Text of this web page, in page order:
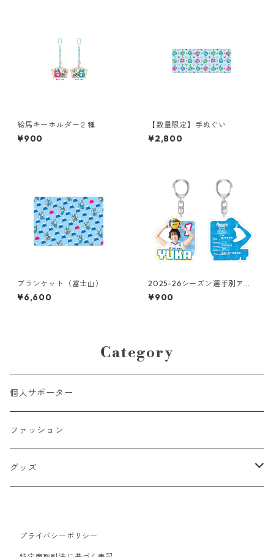
絵馬キーホルダー２種
¥900
【数量限定】手ぬぐい
¥2,800
ブランケット（富士山）
¥6,600
2025-26シーズン選手別アク
リルキーホルダー
¥900
Category
個人サポーター
ファッション
グッズ
選手もの
キーホルダー
プライバシーポリシー